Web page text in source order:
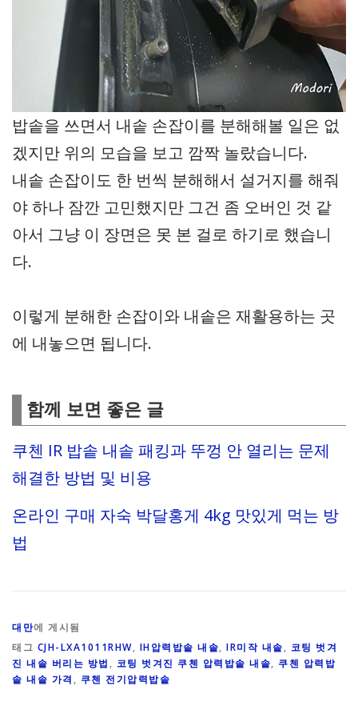
밥솥을 쓰면서 내솥 손잡이를 분해해볼 일은 없
겠지만 위의 모습을 보고 깜짝 놀랐습니다.
내솥 손잡이도 한 번씩 분해해서 설거지를 해줘
야 하나 잠깐 고민했지만 그건 좀 오버인 것 같
아서 그냥 이 장면은 못 본 걸로 하기로 했습니
다.
이렇게 분해한 손잡이와 내솥은 재활용하는 곳
에 내놓으면 됩니다.
함께 보면 좋은 글
쿠첸 IR 밥솥 내솥 패킹과 뚜껑 안 열리는 문제
해결한 방법 및 비용
온라인 구매 자숙 박달홍게 4kg 맛있게 먹는 방
법
대만에 게시됨
태그 CJH-LXA1011RHW, IH압력밥솥 내솥, IR미작 내솥, 코팅 벗겨
진 내솥 버리는 방법 , 코팅 벗겨진 쿠첸 압력밥솥 내솥, 쿠첸 압력밥
솥 내솥 가격 , 쿠첸 전기압력밥솥